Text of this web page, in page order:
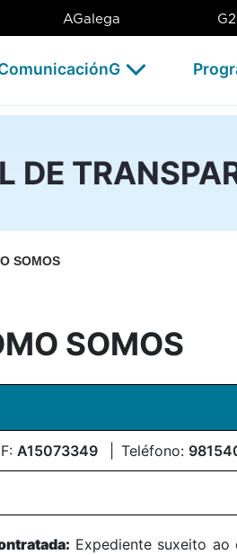
- CSAG
AGalega
DE
SOMOS
SOMOS
A15073349 Teléfono:
Expediente suxeito